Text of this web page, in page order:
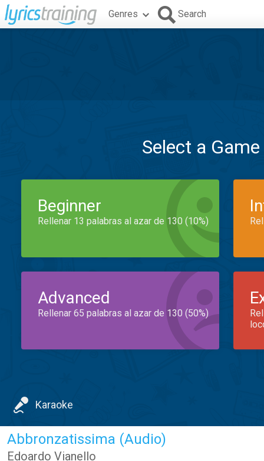
Genres Search
Select a
Beginner
Rellenar 13 palabras al azar de 130 (10%)
Advanced
Rellenar 65 palabras al azar de 130 (50%)
Karaoke
Abbronzatissima (Audio)
Edoardo Vianello